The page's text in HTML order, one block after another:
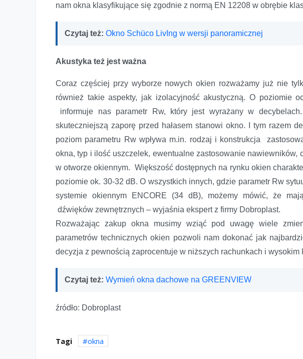
nam okna klasyfikujące się zgodnie z normą EN 12208 w obrębie
Czytaj też: Okno Schüco LivIng w wersji panoramicznej
Akustyka też jest ważna
Coraz częściej przy wyborze nowych okien rozważamy już nie
również takie aspekty, jak izolacyjność akustyczną. O poziomie
informuje nas parametr Rw, który jest wyrażany w
skuteczniejszą zaporę przed hałasem stanowi okno. I tym razem
poziom parametru Rw wpływa m.in. rodzaj i konstrukcja
okna, typ i ilość uszczelek, ewentualne zastosowanie nawiewników,
w otworze okiennym. Większość dostępnych na rynku okien
poziomie ok. 30-32 dB. O wszystkich innych, gdzie parametr Rw
systemie okiennym ENCORE (34 dB), możemy mówić, że
dźwięków zewnętrznych – wyjaśnia ekspert z firmy Dobroplast.
Rozważając zakup okna musimy wziąć pod uwagę wiele
parametrów technicznych okien pozwoli nam dokonać jak
decyzja z pewnością zaprocentuje w niższych rachunkach i wysokim
Czytaj też: Wymień okna dachowe na GREENVIEW
źródło: Dobroplast
Tagi okna